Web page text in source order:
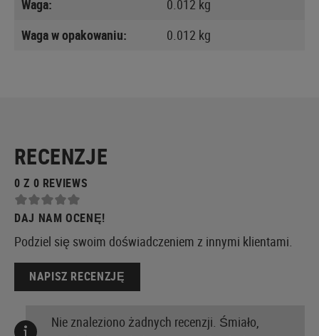
Waga:
0.012 kg
Waga w opakowaniu:
0.012 kg
RECENZJE
0 Z 0 REVIEWS
DAJ NAM OCENĘ!
Podziel się swoim doświadczeniem z innymi klientami.
NAPISZ RECENZJĘ
Nie znaleziono żadnych recenzji. Śmiało,